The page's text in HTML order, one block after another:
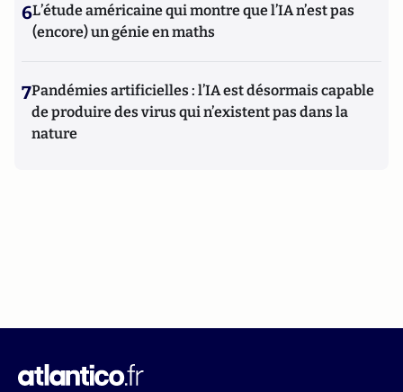
6L’étude américaine qui montre que l’IA n’est pas
(encore) un génie en maths
7Pandémies artificielles : l’IA est désormais capable
de produire des virus qui n’existent pas dans la
nature